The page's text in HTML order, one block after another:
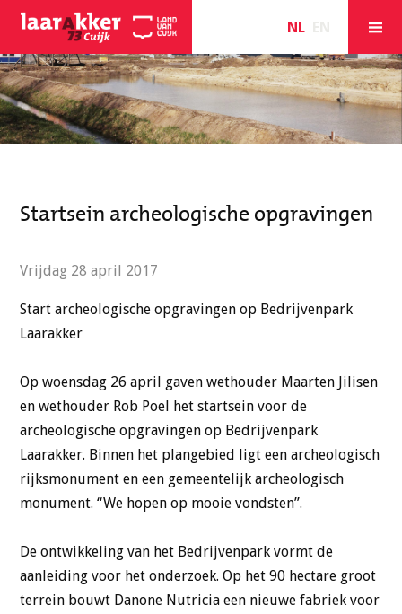
NL
Startsein archeologische opgravingen
Vrijdag 28 april 2017
Start archeologische opgravingen op Bedrijvenpark
Laarakker
Op woensdag 26 april gaven wethouder Maarten Jilisen
en wethouder Rob Poel het startsein voor de
archeologische opgravingen op Bedrijvenpark
Laarakker. Binnen het plangebied ligt een archeologisch
rijksmonument en een gemeentelijk archeologisch
monument. “We hopen op mooie vondsten”.
De ontwikkeling van het Bedrijvenpark vormt de
aanleiding voor het onderzoek. Op het 90 hectare groot
terrein bouwt Danone Nutricia een nieuwe fabriek voor